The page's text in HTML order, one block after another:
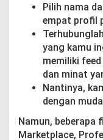
Pilih nama
empat profil
yang kamu
memiliki
dan minat
Nantinya,
dengan
Namun,
Marketplace,